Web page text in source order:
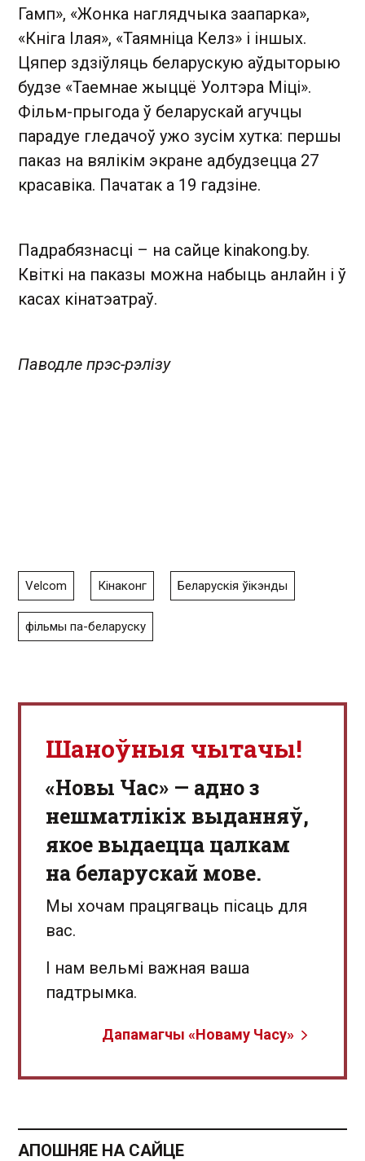
Гамп», «Жонка наглядчыка заапарка»,
«Кніга Ілая», «Таямніца Келз» і іншых.
Цяпер здзіўляць беларускую аўдыторыю
будзе «Таемнае жыццё Уолтэра Міці».
Фільм-прыгода ў беларускай агучцы
парадуе гледачоў ужо зусім хутка: першы
паказ на вялікім экране адбудзецца 27
красавіка. Пачатак а 19 гадзіне.
Падрабязнасці – на сайце kinakong.by.
Квіткі на паказы можна набыць анлайн і ў
касах кінатэатраў.
Паводле прэс-рэлізу
Velcom Кінаконг Беларускія ўікэнды
фільмы па-беларуску
Шаноўныя чытачы!
«Новы Час» — адно з
нешматлікіх выданняў,
якое выдаецца цалкам
на беларускай мове.
Мы хочам працягваць пісаць для
вас.
І нам вельмі важная ваша
падтрымка.
Дапамагчы «Новаму Часу»
АПОШНЯЕ НА САЙЦЕ